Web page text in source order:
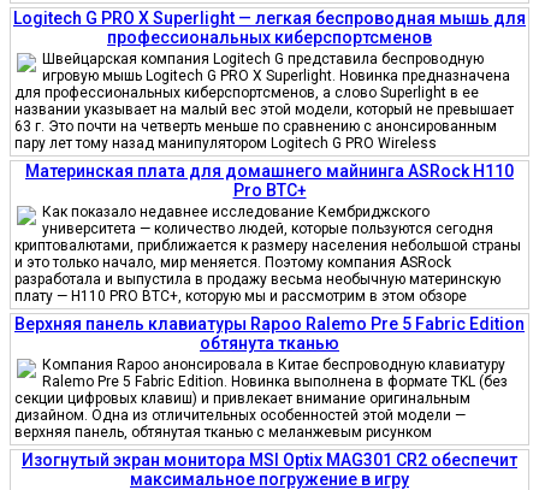
Logitech G PRO X Superlight — легкая беспроводная мышь для
профессиональных киберспортсменов
Швейцарская компания Logitech G представила беспроводную
игровую мышь Logitech G PRO X Superlight. Новинка предназначена
для профессиональных киберспортсменов, а слово Superlight в ее
названии указывает на малый вес этой модели, который не превышает
63 г. Это почти на четверть меньше по сравнению с анонсированным
пару лет тому назад манипулятором Logitech G PRO Wireless
Материнская плата для домашнего майнинга ASRock H110
Pro BTC+
Как показало недавнее исследование Кембриджского
университета — количество людей, которые пользуются сегодня
криптовалютами, приближается к размеру населения небольшой страны
и это только начало, мир меняется. Поэтому компания ASRock
разработала и выпустила в продажу весьма необычную материнскую
плату — H110 PRO BTC+, которую мы и рассмотрим в этом обзоре
Верхняя панель клавиатуры Rapoo Ralemo Pre 5 Fabric Edition
обтянута тканью
Компания Rapoo анонсировала в Китае беспроводную клавиатуру
Ralemo Pre 5 Fabric Edition. Новинка выполнена в формате TKL (без
секции цифровых клавиш) и привлекает внимание оригинальным
дизайном. Одна из отличительных особенностей этой модели —
верхняя панель, обтянутая тканью с меланжевым рисунком
Изогнутый экран монитора MSI Optix MAG301 CR2 обеспечит
максимальное погружение в игру